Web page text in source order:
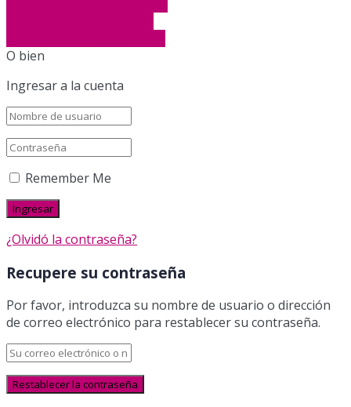
O bien
Ingresar a la cuenta
Remember Me
¿Olvidó la contraseña?
Recupere su contraseña
Por favor, introduzca su nombre de usuario o dirección
de correo electrónico para restablecer su contraseña.